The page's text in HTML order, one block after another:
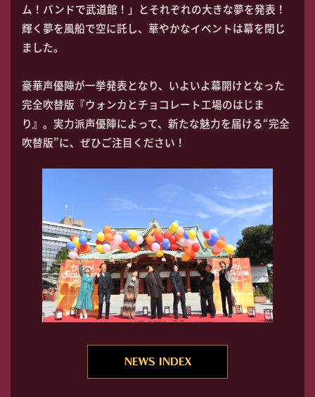
ム！バンドで武道館！」とそれぞれの大きな夢を発表！
輝く夢を風船で空に託し、華やかなイベントは幕を閉じ
ました。
豪華声優陣が一挙発表となり、いよいよ幕開けとなった
完全吹替版『ウォンカとチョコレート工場のはじま
り』。実力派声優陣によって、新たな魅力を届ける“完全
吹替版”に、ぜひご注目ください！
NEWS INDEX